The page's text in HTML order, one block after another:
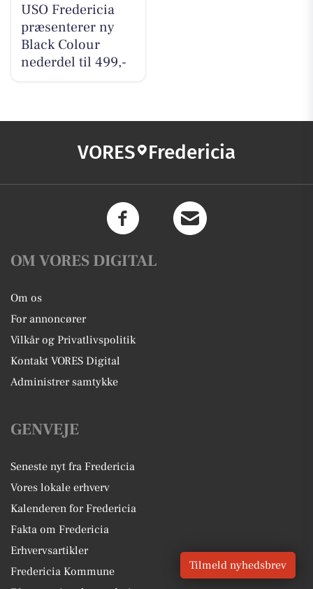
USO Fredericia
præsenterer ny
Black Colour
nederdel til 499,-
VORES Fredericia
OM VORES DIGITAL
Om os
For annoncører
Vilkår og Privatlivspolitik
Kontakt VORES Digital
Administrer samtykke
GENVEJE
Seneste nyt fra Fredericia
Vores lokale erhverv
Kalenderen for Fredericia
Fakta om Fredericia
Erhvervsartikler
Fredericia Kommune
Tilmeld nyhedsbrev